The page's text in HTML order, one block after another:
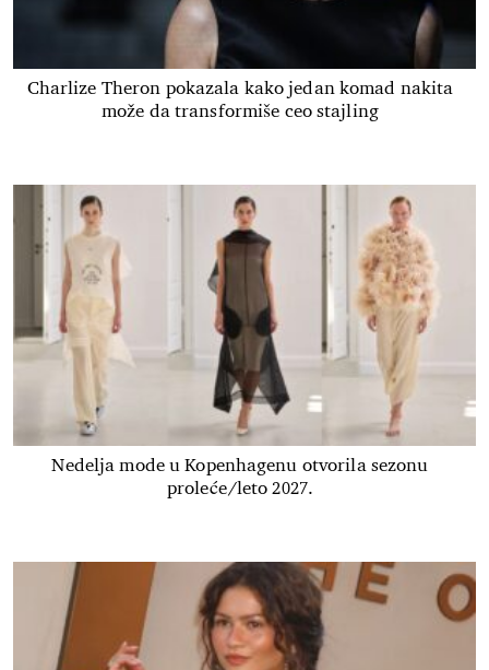
Charlize Theron pokazala kako jedan komad nakita
može da transformiše ceo stajling
Nedelja mode u Kopenhagenu otvorila sezonu
proleće/leto 2027.